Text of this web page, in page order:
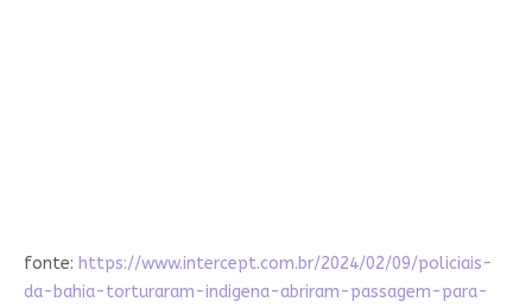
fonte: https://www.intercept.com.br/2024/02/09/policiais-
da-bahia-torturaram-indigena-abriram-passagem-para-